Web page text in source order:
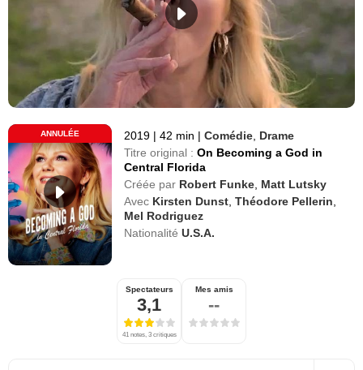
ANNULÉE 2019 | 42 min | Comédie Drame
Titre original : On Becoming a God in
Central Florida
Créée par Robert Funke Matt Lutsky
Avec Kirsten Dunst ,Théodore Pellerin
Mel Rodriguez
Nationalité U.S.A.
Spectateurs
3,1
41 notes, 3 critiques
Mes amis
--